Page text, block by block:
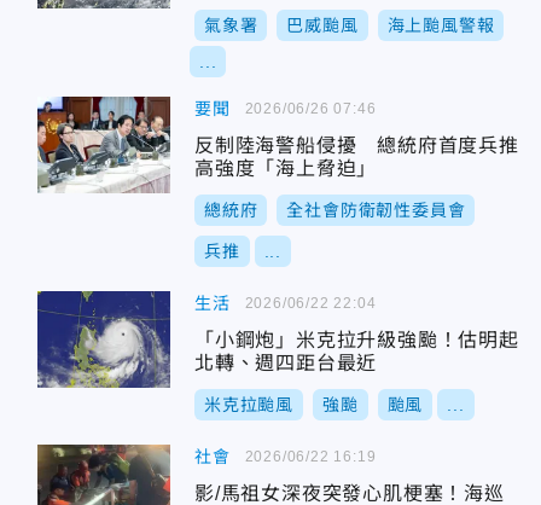
氣象署 巴威颱風 海上颱風警報
要聞
反制陸海警船侵擾 總統府首度兵推
高強度「海上脅迫」
總統府 全社會防衛韌性委員會
兵推
2026/06/26 07:46
生活
「小鋼炮」米克拉升級強颱！估明起
北轉、週四距台最近
米克拉颱風 強颱 颱風
2026/06/22 22:04
社會
影/馬祖女深夜突發心肌梗塞！海巡
2026/06/22 16:19